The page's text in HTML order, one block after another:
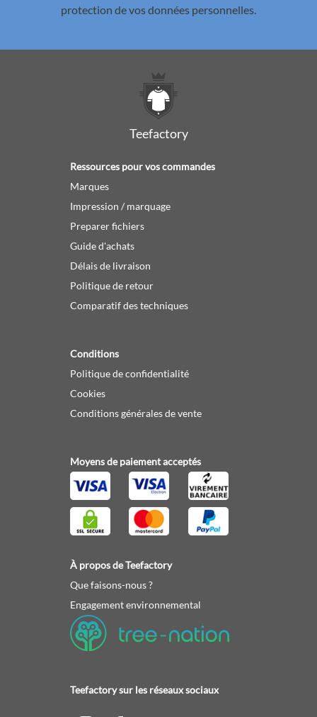
protection de vos données personnelles.
Teefactory
Ressources pour vos commandes
Marques
Impression / marquage
Preparer fichiers
Guide d'achats
Délais de livraison
Politique de retour
Comparatif des techniques
Conditions
Politique de confidentialité
Cookies
Conditions générales de vente
Moyens de paiement acceptés
À propos de Teefactory
Que faisons-nous ?
Engagement environnemental
Teefactory sur les réseaux sociaux